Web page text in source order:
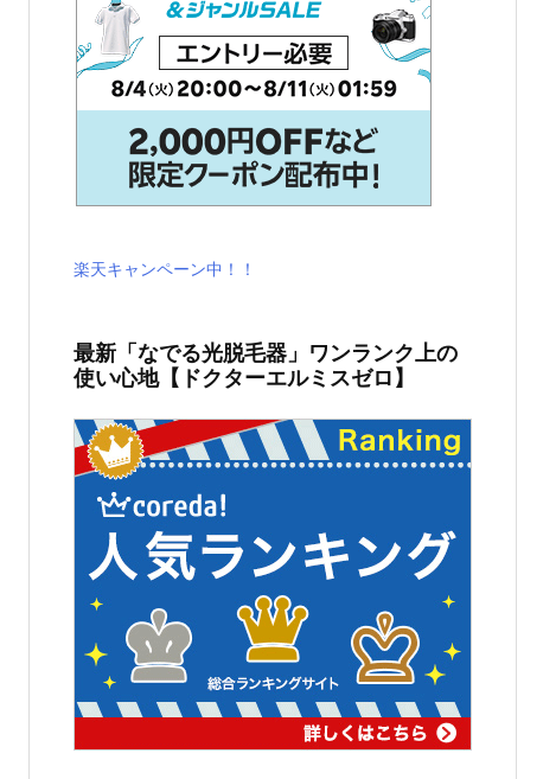
楽天キャンペーン中！！
最新「なでる光脱毛器」ワンランク上の
使い心地【ドクターエルミスゼロ】